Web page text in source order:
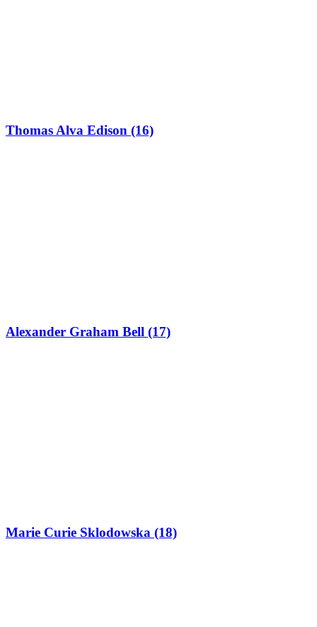
Thomas Alva Edison (16)
Alexander Graham Bell (17)
Marie Curie Sklodowska (18)